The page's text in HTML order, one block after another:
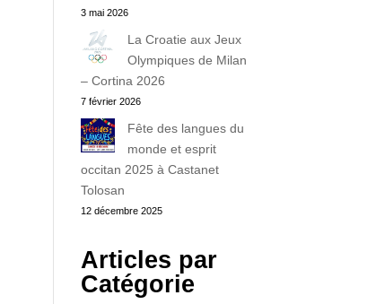
3 mai 2026
La Croatie aux Jeux
Olympiques de Milan
– Cortina 2026
7 février 2026
Fête des langues du
monde et esprit
occitan 2025 à Castanet
Tolosan
12 décembre 2025
Articles par
Catégorie